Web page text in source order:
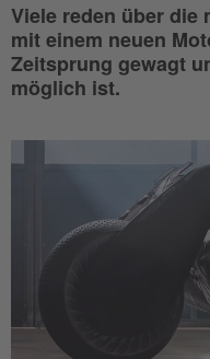
Viele reden über die
mit einem neuen
Zeitsprung gewagt
möglich ist.